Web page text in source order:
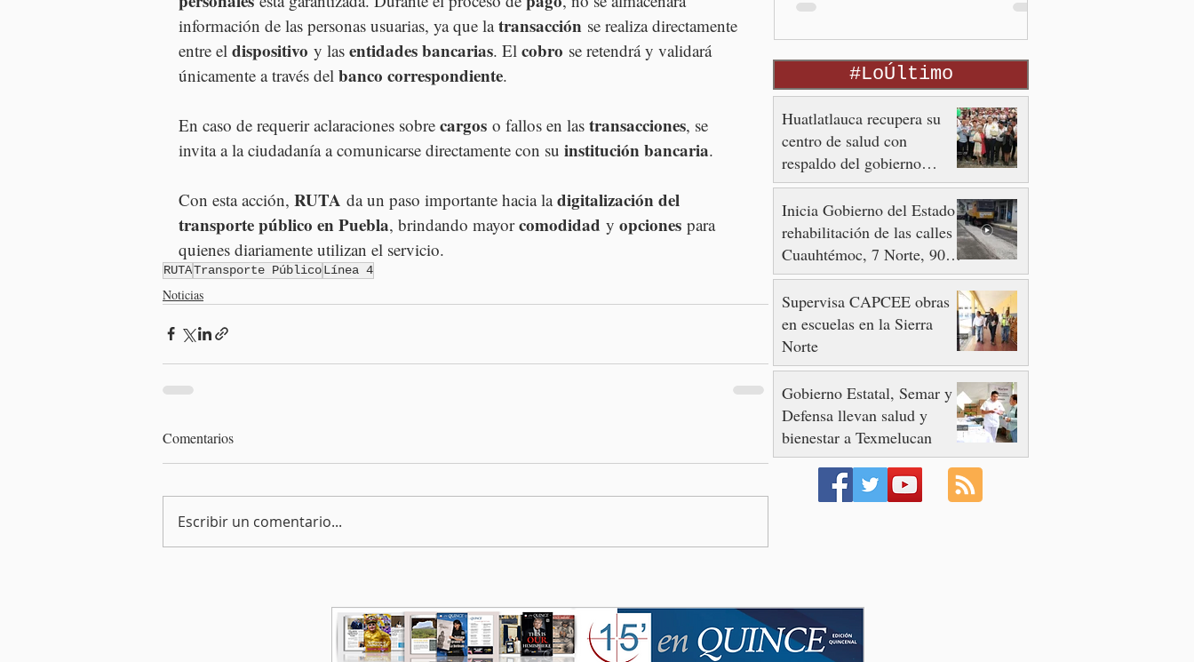
información de las personas usuarias, ya que la transacción se realiza directamente
entre el dispositivo y las entidades bancarias. El cobro se retendrá y validará
únicamente a través del banco correspondiente.
En caso de requerir aclaraciones sobre cargos o fallos en las transacciones, se
invita a la ciudadanía a comunicarse directamente con su institución bancaria.
Con esta acción, RUTA da un paso importante hacia la digitalización del
transporte público en Puebla, brindando mayor comodidad y opciones para
quienes diariamente utilizan el servicio.
RUTATransporte PúblicoLínea 4
Noticias
Comentarios
Escribir un comentario...
#LoÚltimo
Huatlatlauca recupera su
centro de salud con
respaldo del gobierno
estatal
Inicia Gobierno del Estado
rehabilitación de las calles
Cuauhtémoc, 7 Norte, 90 y
88 Poniente
Supervisa CAPCEE obras
en escuelas en la Sierra
Norte
Gobierno Estatal, Semar y
Defensa llevan salud y
bienestar a Texmelucan